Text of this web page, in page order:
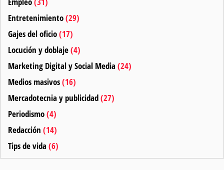
Entretenimiento(29)
Gajes del oficio(17)
Locución y doblaje(4)
Marketing Digital y Social Media(24)
Medios masivos(16)
Mercadotecnia y publicidad(27)
Periodismo(4)
Redacción (14)
Tips de vida(6)